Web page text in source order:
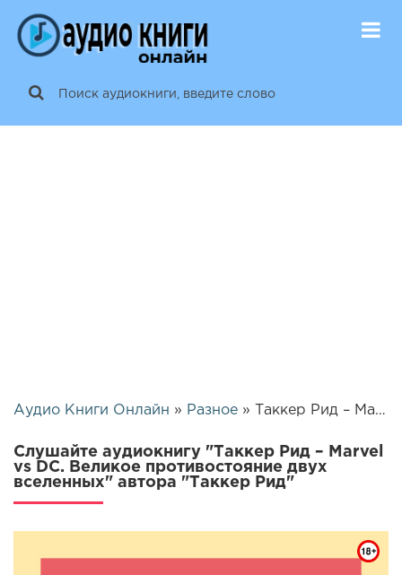
Аудио Книги Онлайн » Разное » Таккер Рид – Marvel vs DC. Великое противостояние двух вселенных | 25894
Слушайте аудиокнигу "Таккер Рид – Marvel
vs DC. Великое противостояние двух
вселенных" автора "Таккер Рид"